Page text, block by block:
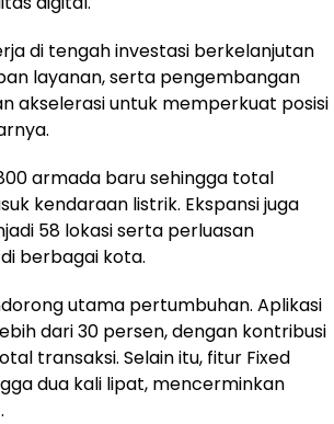
di tengah investasi berkelanjutan
layanan, serta pengembangan
akselerasi untuk memperkuat posisi
armada baru sehingga total
kendaraan listrik. Ekspansi juga
58 lokasi serta perluasan
berbagai kota.
utama pertumbuhan. Aplikasi
dari 30 persen, dengan kontribusi
transaksi. Selain itu, fitur Fixed
dua kali lipat, mencerminkan